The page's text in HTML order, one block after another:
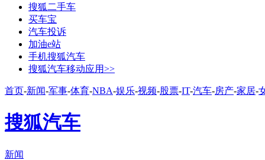
搜狐二手车
买车宝
汽车投诉
加油e站
手机搜狐汽车
搜狐汽车移动应用>>
首页-新闻-军事-体育-NBA-娱乐-视频-股票-IT-汽车-房产-家居-
搜狐汽车
新闻